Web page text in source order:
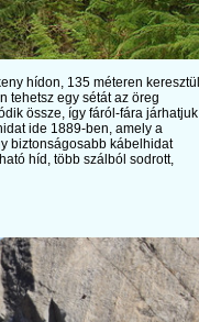
hídon, 135 méteren keresztül
tehetsz egy sétát az öreg
össze, így fáról-fára járhatjuk
ide 1889-ben, amely a
biztonságosabb kábelhidat
híd, több szálból sodrott,